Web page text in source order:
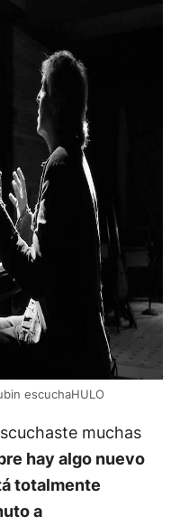
escuchaHULO
muchas
hay algo nuevo
totalmente
a